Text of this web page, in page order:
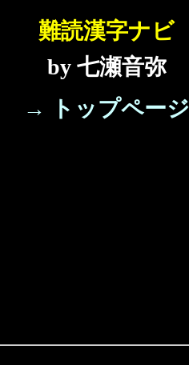
難読漢字ナビ
by 七瀬音弥
→ トップページ